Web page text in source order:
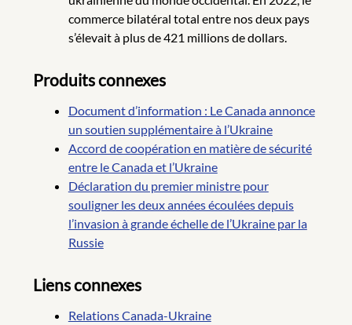
commerce bilatéral total entre nos deux pays
s’élevait à plus de 421 millions de dollars.
Produits connexes
Document d’information : Le Canada annonce
un soutien supplémentaire à l’Ukraine
Accord de coopération en matière de sécurité
entre le Canada et l’Ukraine
Déclaration du premier ministre pour
souligner les deux années écoulées depuis
l’invasion à grande échelle de l’Ukraine par la
Russie
Liens connexes
Relations Canada-Ukraine